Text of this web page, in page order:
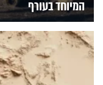
המיוחד בעורף